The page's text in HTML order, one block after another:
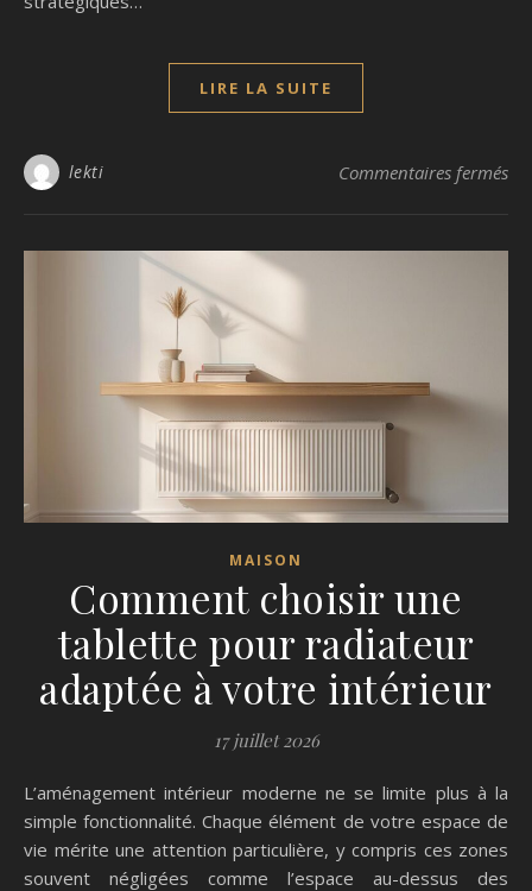
LIRE LA SUITE
lekti Commentaires fermés
MAISON
Comment choisir une
tablette pour radiateur
adaptée à votre intérieur
17 juillet 2026
L’aménagement intérieur moderne ne se limite plus à la
simple fonctionnalité. Chaque élément de votre espace de
vie mérite une attention particulière, y compris ces zones
souvent négligées comme l’espace au-dessus des